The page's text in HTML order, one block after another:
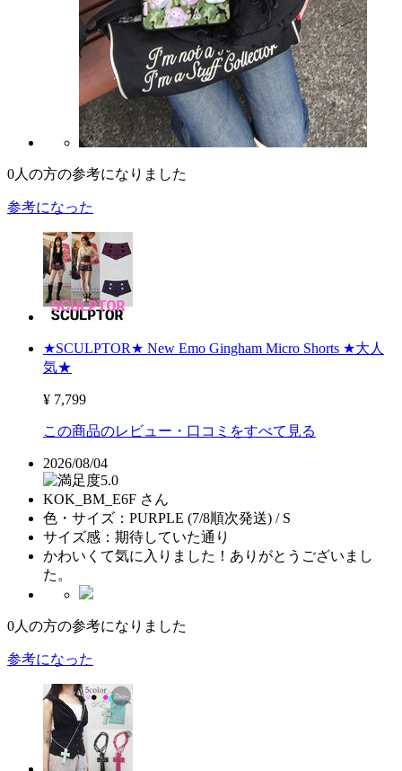
0人の方の参考になりました
参考になった
★SCULPTOR★ New Emo Gingham Micro Shorts ★大人
気★
¥ 7,799
この商品のレビュー・口コミをすべて見る
2026/08/04
5.0
KOK_BM_E6F さん
色・サイズ： PURPLE (7/8順次発送) / S
サイズ感： 期待していた通り
かわいくて気に入りました！ありがとうございまし
た。
0人の方の参考になりました
参考になった